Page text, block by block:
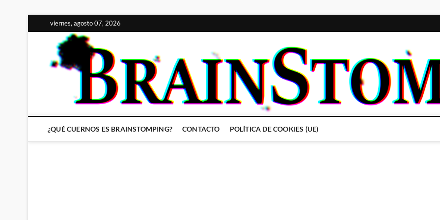
al
contenido
viernes, agosto 07, 2026
¿QUÉ CUERNOS ES BRAINSTOMPING? CONTACTO POLÍTICA DE COOKIES (UE)